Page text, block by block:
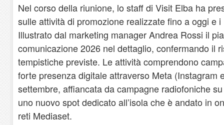
Nel corso della riunione, lo staff di Visit Elba ha
sulle attività di promozione realizzate fino a oggi e
Illustrato dal marketing manager Andrea Rossi il
comunicazione 2026 nel dettaglio, confermando il
tempistiche previste. Le attività comprendono
forte presenza digitale attraverso Meta (Instagram
settembre, affiancata da campagne radiofoniche
uno nuovo spot dedicato all’isola che è andato in
reti Mediaset.